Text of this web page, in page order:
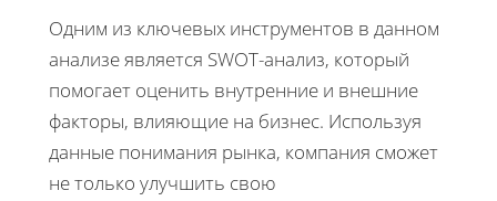
Одним из ключевых инструментов в данном
анализе является SWOT-анализ, который
помогает оценить внутренние и внешние
факторы, влияющие на бизнес. Используя
данные понимания рынка, компания сможет
не только улучшить свою